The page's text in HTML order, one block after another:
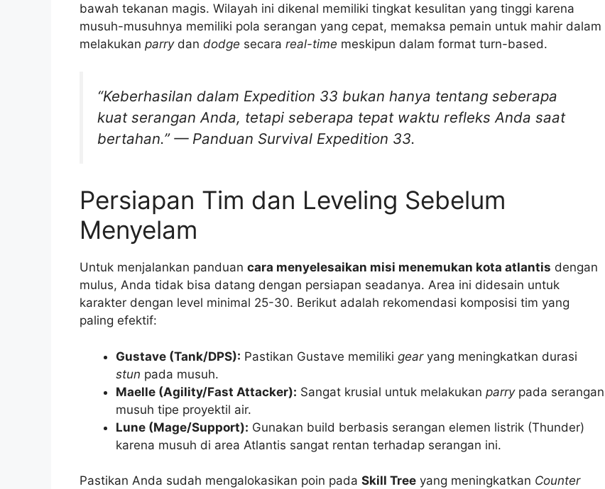
bawah tekanan magis. Wilayah ini dikenal memiliki tingkat kesulitan yang tinggi karena
musuh-musuhnya memiliki pola serangan yang cepat, memaksa pemain untuk mahir dalam
melakukan parrydan dodge secara real-time meskipun dalam format turn-based.
“Keberhasilan dalam Expedition 33 bukan hanya tentang seberapa
kuat serangan Anda, tetapi seberapa tepat waktu refleks Anda saat
bertahan.” — Panduan Survival Expedition 33.
Persiapan Tim dan Leveling Sebelum
Menyelam
Untuk menjalankan panduan cara menyelesaikan misi menemukan kota atlantis dengan
mulus, Anda tidak bisa datang dengan persiapan seadanya. Area ini didesain untuk
karakter dengan level minimal 25-30. Berikut adalah rekomendasi komposisi tim yang
paling efektif:
Gustave (Tank/DPS): Pastikan Gustave memiliki gearyang meningkatkan durasi
stun pada musuh.
Maelle (Agility/Fast Attacker): Sangat krusial untuk melakukan parrypada serangan
musuh tipe proyektil air.
Lune (Mage/Support): Gunakan build berbasis serangan elemen listrik (Thunder)
karena musuh di area Atlantis sangat rentan terhadap serangan ini.
Pastikan Anda sudah mengalokasikan poin pada Skill Tree yang meningkatkan Counter